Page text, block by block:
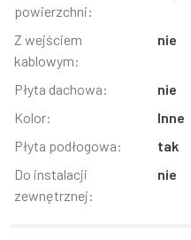
powierzchni:
Z wejściem
kablowym:
nie
Płyta dachowa:
nie
Kolor:
Inne
Płyta podłogowa:
tak
Do instalacji
zewnętrznej:
nie